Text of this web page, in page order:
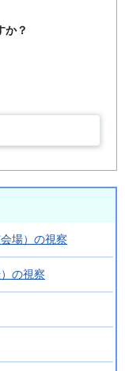
か？
場）の視察
の視察